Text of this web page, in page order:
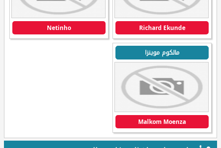
Richard Ekunde
Netinho
مالكوم موينزا
Malkom Moenza